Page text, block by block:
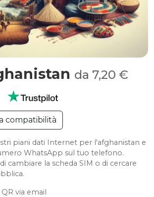
da 7,20 €
compatibilità
piani dati Internet per l'afghanistan e
WhatsApp sul tuo telefono.
cambiare la scheda SIM o di cercare
via email